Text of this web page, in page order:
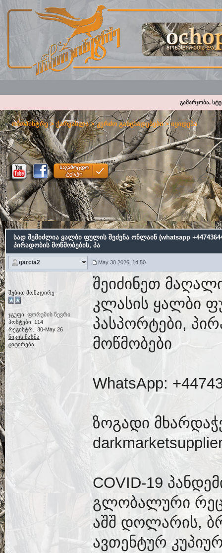
გამარჯობა,
ოჩოპინტრე>ქარვასლა>კერძო განცხადებები>იყიდება
სად შემიძლია ყალბი ფულის შეძენა ონლაინ (whatsapp
პირადობის მოწმობების, პა
garcia2 May 30 2026, 14:50
შუბით მონადირე
ჯგუფი: ფორუმის წევრი
პოსტები: 114
რეგისტრ.: 30-May 26
ნიკის ჩასმა
ციტირება
შეიძინეთ
კლასის ყალბი
პასპორტები,
მოწმობები
WhatsApp:
ზოგადი
COVID-19
გლობალური
აშშ დოლარის,
ავთენტურ